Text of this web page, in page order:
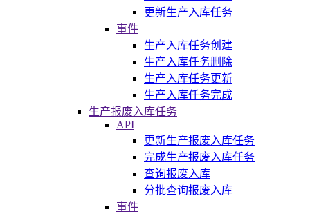
更新生产入库任务
事件
生产入库任务创建
生产入库任务删除
生产入库任务更新
生产入库任务完成
生产报废入库任务
API
更新生产报废入库任务
完成生产报废入库任务
查询报废入库
分批查询报废入库
事件